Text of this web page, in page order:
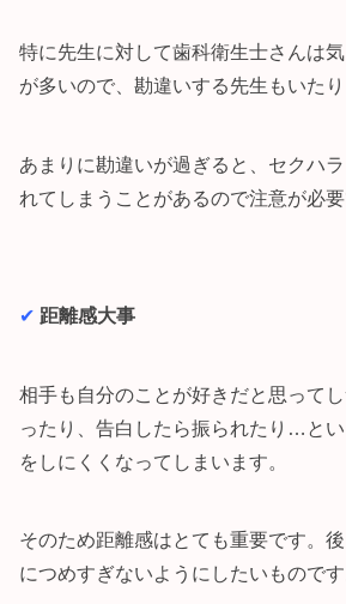
特に先生に対して歯科衛生士さんは
が多いので、勘違いする先生もいたり
あまりに勘違いが過ぎると、セクハ
れてしまうことがあるので注意が必要
✔︎ 距離感大事
相手も自分のことが好きだと思って
ったり、告白したら振られたり…と
をしにくくなってしまいます。
そのため距離感はとても重要です。
につめすぎないようにしたいものです